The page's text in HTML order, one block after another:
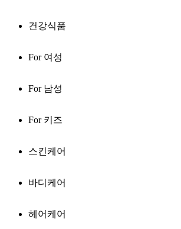
건강식품
For 여성
For 남성
For 키즈
스킨케어
바디케어
헤어케어